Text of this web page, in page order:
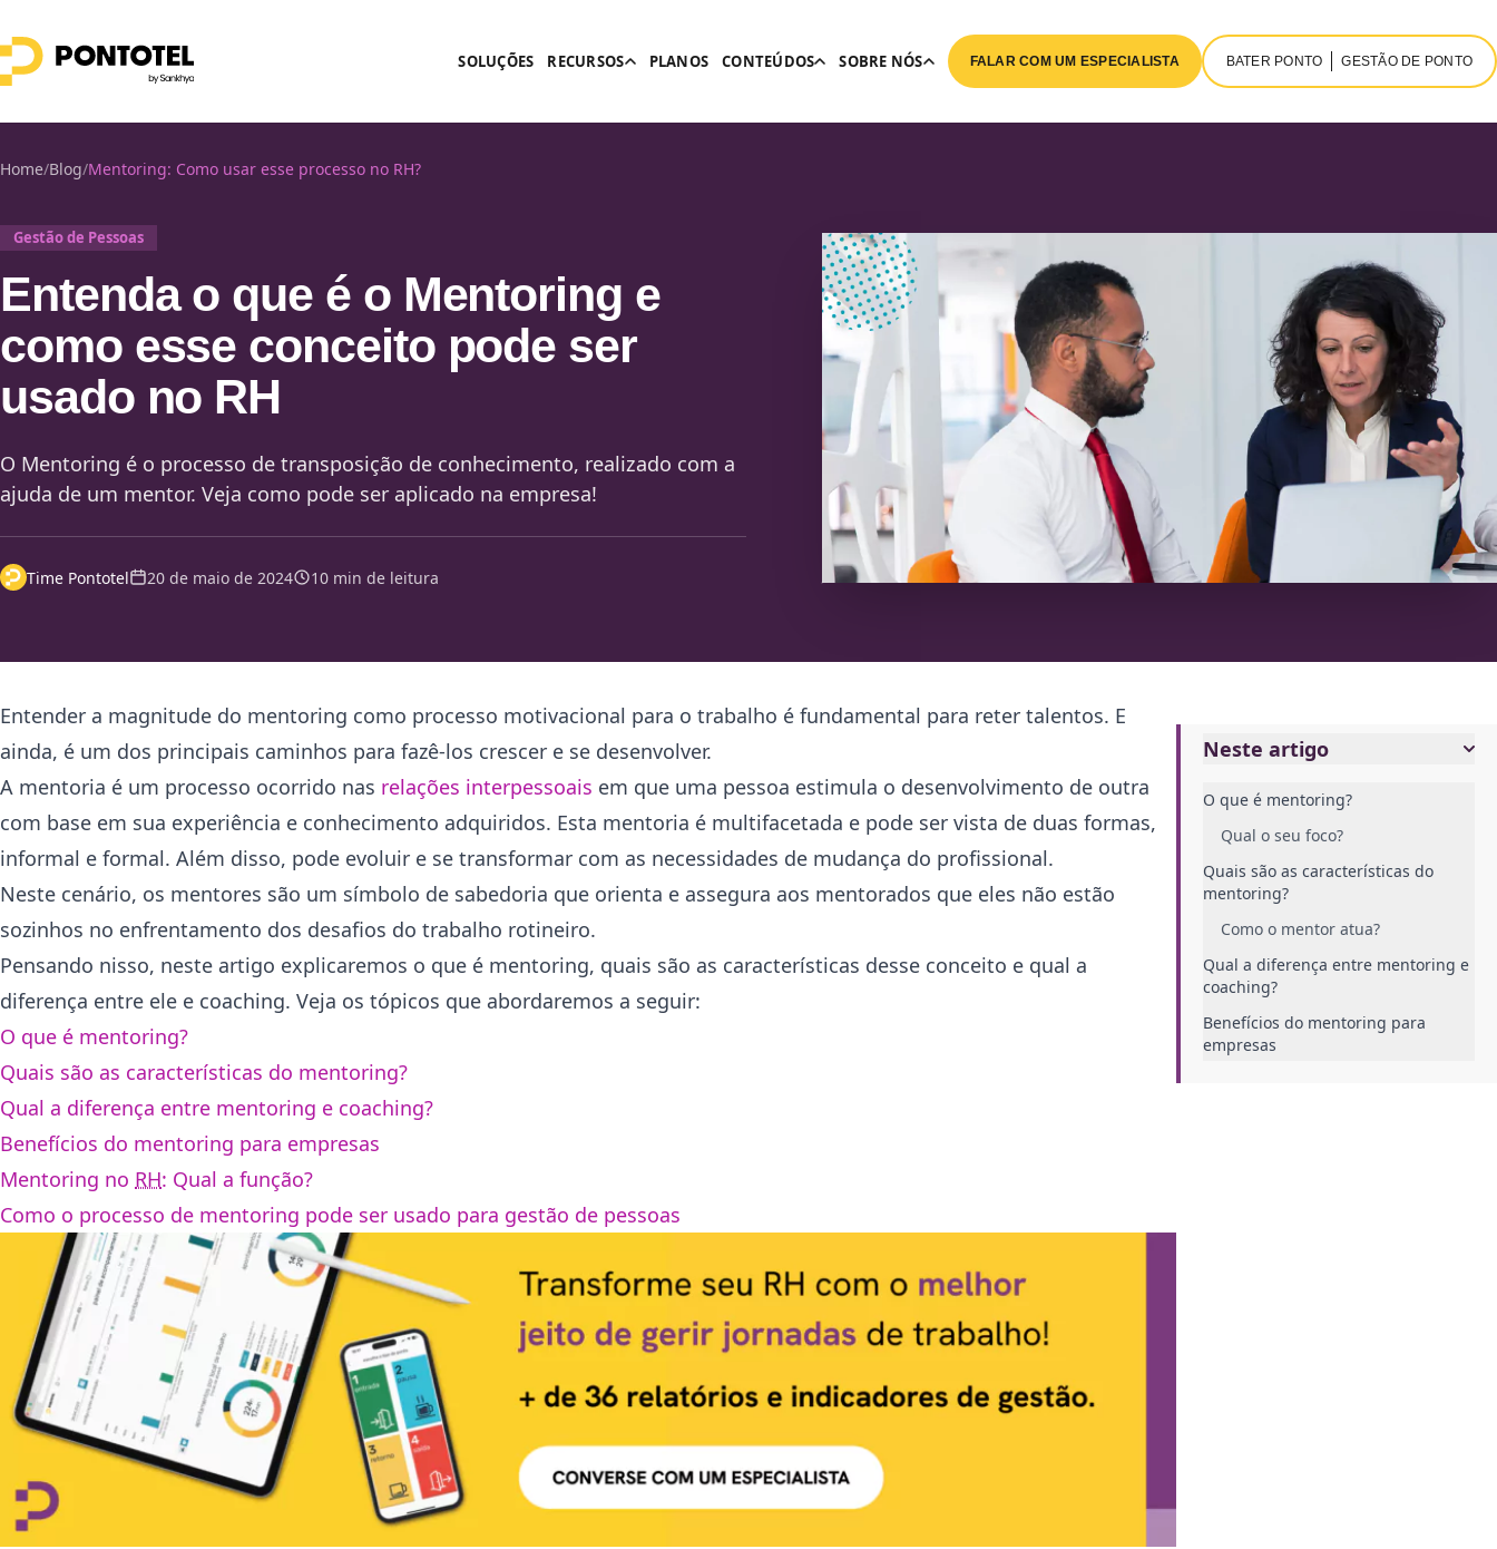
SOLUÇÕES RECURSOS PLANOS CONTEÚDOS SOBRE NÓS FALAR COM UM ESPECIALISTA BATER PONTO GESTÃO DE PONTO
Home/Blog/Mentoring: Como usar esse processo no RH?
Gestão de Pessoas
Entenda o que é o Mentoring e
como esse conceito pode ser
usado no RH
O Mentoring é o processo de transposição de conhecimento, realizado com a
ajuda de um mentor. Veja como pode ser aplicado na empresa!
Time Pontotel 20 de maio de 2024 10 min de leitura
Neste artigo
O que é mentoring?
Qual o seu foco?
Quais são as características do
mentoring?
Como o mentor atua?
Qual a diferença entre mentoring e
coaching?
Benefícios do mentoring para
empresas
Entender a magnitude do mentoring como processo motivacional para o trabalho é fundamental para reter talentos. E
ainda, é um dos principais caminhos para fazê-los crescer e se desenvolver.
A mentoria é um processo ocorrido nas relações interpessoais em que uma pessoa estimula o desenvolvimento de outra
com base em sua experiência e conhecimento adquiridos. Esta mentoria é multifacetada e pode ser vista de duas formas,
informal e formal. Além disso, pode evoluir e se transformar com as necessidades de mudança do profissional.
Neste cenário, os mentores são um símbolo de sabedoria que orienta e assegura aos mentorados que eles não estão
sozinhos no enfrentamento dos desafios do trabalho rotineiro.
Pensando nisso, neste artigo explicaremos o que é mentoring, quais são as características desse conceito e qual a
diferença entre ele e coaching. Veja os tópicos que abordaremos a seguir:
O que é mentoring?
Quais são as características do mentoring?
Qual a diferença entre mentoring e coaching?
Benefícios do mentoring para empresas
Mentoring no RH: Qual a função?
Como o processo de mentoring pode ser usado para gestão de pessoas